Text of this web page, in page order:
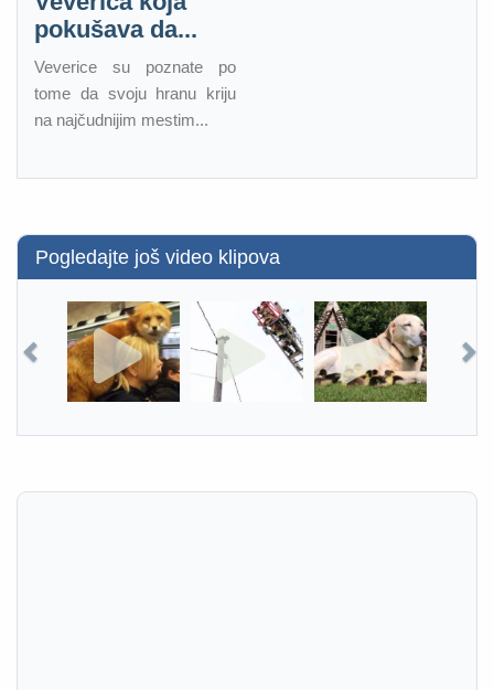
pokušava da...
Veverice su poznate po
tome da svoju hranu kriju
na najčudnijim mestim...
Pogledajte još video klipova